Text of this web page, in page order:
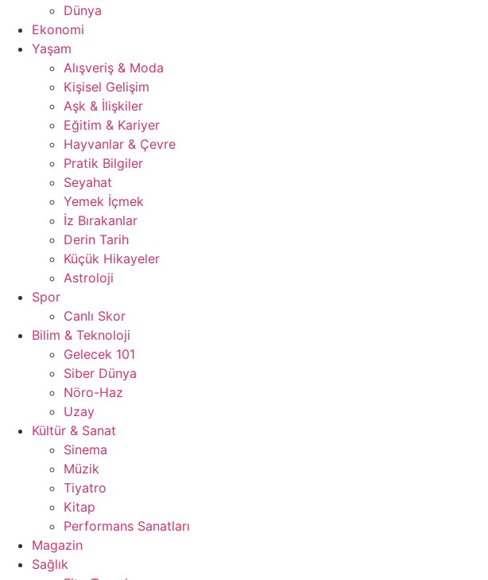
Dünya
Ekonomi
Yaşam
Alışveriş & Moda
Kişisel Gelişim
Aşk & İlişkiler
Eğitim & Kariyer
Hayvanlar & Çevre
Pratik Bilgiler
Seyahat
Yemek İçmek
İz Bırakanlar
Derin Tarih
Küçük Hikayeler
Astroloji
Spor
Canlı Skor
Bilim & Teknoloji
Gelecek 101
Siber Dünya
Nöro-Haz
Uzay
Kültür & Sanat
Sinema
Müzik
Tiyatro
Kitap
Performans Sanatları
Magazin
Sağlık